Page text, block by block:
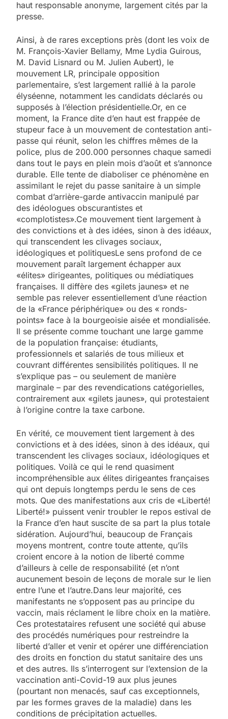
haut responsable anonyme, largement cités par la
presse.
Ainsi, à de rares exceptions près (dont les voix de
M. François-Xavier Bellamy, Mme Lydia Guirous,
M. David Lisnard ou M. Julien Aubert), le
mouvement LR, principale opposition
parlementaire, s’est largement rallié à la parole
élyséenne, notamment les candidats déclarés ou
supposés à l’élection présidentielle.Or, en ce
moment, la France dite d’en haut est frappée de
stupeur face à un mouvement de contestation anti-
passe qui réunit, selon les chiffres mêmes de la
police, plus de 200.000 personnes chaque samedi
dans tout le pays en plein mois d’août et s’annonce
durable. Elle tente de diaboliser ce phénomène en
assimilant le rejet du passe sanitaire à un simple
combat d’arrière-garde antivaccin manipulé par
des idéologues obscurantistes et
«complotistes».Ce mouvement tient largement à
des convictions et à des idées, sinon à des idéaux,
qui transcendent les clivages sociaux,
idéologiques et politiquesLe sens profond de ce
mouvement paraît largement échapper aux
«élites» dirigeantes, politiques ou médiatiques
françaises. Il diffère des «gilets jaunes» et ne
semble pas relever essentiellement d’une réaction
de la «France périphérique» ou des « ronds-
points» face à la bourgeoisie aisée et mondialisée.
Il se présente comme touchant une large gamme
de la population française: étudiants,
professionnels et salariés de tous milieux et
couvrant différentes sensibilités politiques. Il ne
s’explique pas – ou seulement de manière
marginale – par des revendications catégorielles,
contrairement aux «gilets jaunes», qui protestaient
à l’origine contre la taxe carbone.
En vérité, ce mouvement tient largement à des
convictions et à des idées, sinon à des idéaux, qui
transcendent les clivages sociaux, idéologiques et
politiques. Voilà ce qui le rend quasiment
incompréhensible aux élites dirigeantes françaises
qui ont depuis longtemps perdu le sens de ces
mots. Que des manifestations aux cris de «Liberté!
Liberté!» puissent venir troubler le repos estival de
la France d’en haut suscite de sa part la plus totale
sidération. Aujourd’hui, beaucoup de Français
moyens montrent, contre toute attente, qu’ils
croient encore à la notion de liberté comme
d’ailleurs à celle de responsabilité (et n’ont
aucunement besoin de leçons de morale sur le lien
entre l’une et l’autre.Dans leur majorité, ces
manifestants ne s’opposent pas au principe du
vaccin, mais réclament le libre choix en la matière.
Ces protestataires refusent une société qui abuse
des procédés numériques pour restreindre la
liberté d’aller et venir et opérer une différenciation
des droits en fonction du statut sanitaire des uns
et des autres. Ils s’interrogent sur l’extension de la
vaccination anti-Covid-19 aux plus jeunes
(pourtant non menacés, sauf cas exceptionnels,
par les formes graves de la maladie) dans les
conditions de précipitation actuelles.